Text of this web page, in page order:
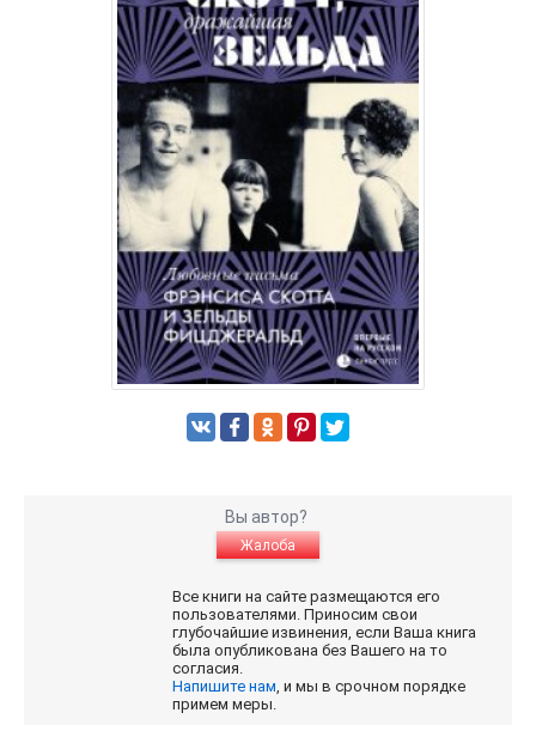
Вы автор?
Жалоба
Все книги на сайте размещаются его
пользователями. Приносим свои
глубочайшие извинения, если Ваша книга
была опубликована без Вашего на то
согласия.
Напишите нам , и мы в срочном порядке
примем меры.